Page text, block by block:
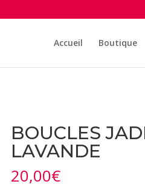
Accueil Boutique
BOUCLES
LAVANDE
20,00€